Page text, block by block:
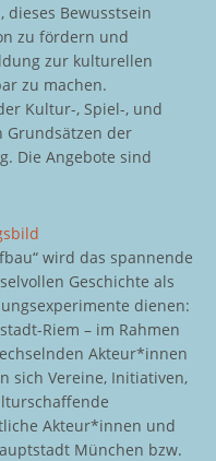
dieses Bewusstsein
zu fördern und
zur kulturellen
zu machen.
Kultur-, Spiel-, und
Grundsätzen der
Die Angebote sind
wird das spannende
Geschichte als
dienen:
Riem – im Rahmen
Akteur*innen
sich Vereine, Initiativen,
Akteur*innen und
München bzw.